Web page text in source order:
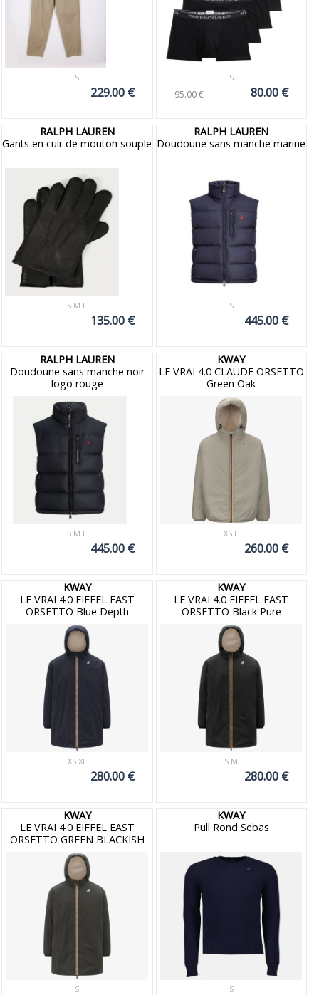
S
229.00 €
S
80.00 €
95.00 €
RALPH LAUREN
Gants en cuir de mouton souple
S M L
135.00 €
RALPH LAUREN
Doudoune sans manche marine
S
445.00 €
RALPH LAUREN
Doudoune sans manche noir
logo rouge
S M L
445.00 €
KWAY
LE VRAI 4.0 CLAUDE ORSETTO
Green Oak
XS L
260.00 €
KWAY
LE VRAI 4.0 EIFFEL EAST
ORSETTO Blue Depth
XS XL
280.00 €
KWAY
LE VRAI 4.0 EIFFEL EAST
ORSETTO Black Pure
S M
280.00 €
KWAY
LE VRAI 4.0 EIFFEL EAST
ORSETTO GREEN BLACKISH
S
KWAY
Pull Rond Sebas
S